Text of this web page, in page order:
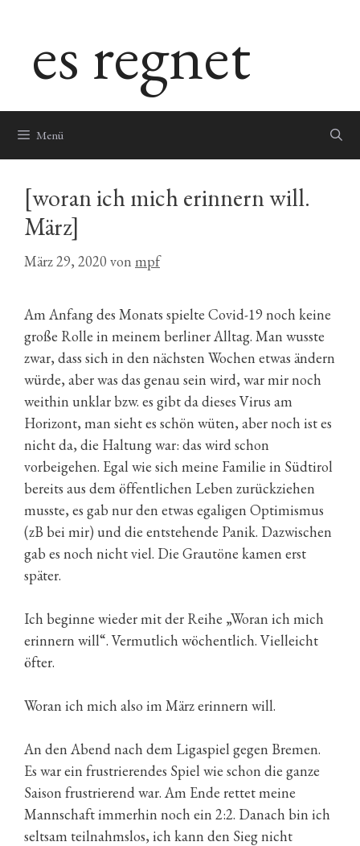
springenes regnet
Menü
[woran ich mich erinnern will.
März]
März 29, 2020 von mpf
Am Anfang des Monats spielte Covid-19 noch keine
große Rolle in meinem berliner Alltag. Man wusste
zwar, dass sich in den nächsten Wochen etwas ändern
würde, aber was das genau sein wird, war mir noch
weithin unklar bzw. es gibt da dieses Virus am
Horizont, man sieht es schön wüten, aber noch ist es
nicht da, die Haltung war: das wird schon
vorbeigehen. Egal wie sich meine Familie in Südtirol
bereits aus dem öffentlichen Leben zurückziehen
musste, es gab nur den etwas egaligen Optimismus
(zB bei mir) und die entstehende Panik. Dazwischen
gab es noch nicht viel. Die Grautöne kamen erst
später.
Ich beginne wieder mit der Reihe „Woran ich mich
erinnern will“. Vermutlich wöchentlich. Vielleicht
öfter.
Woran ich mich also im März erinnern will.
An den Abend nach dem Ligaspiel gegen Bremen.
Es war ein frustrierendes Spiel wie schon die ganze
Saison frustrierend war. Am Ende rettet meine
Mannschaft immerhin noch ein 2:2. Danach bin ich
seltsam teilnahmslos, ich kann den Sieg nicht